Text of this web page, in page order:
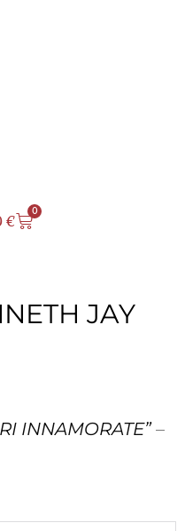
€
0
JAY
INNAMORATE”–